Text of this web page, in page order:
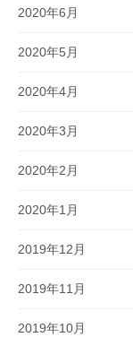
2020年6月
2020年5月
2020年4月
2020年3月
2020年2月
2020年1月
2019年12月
2019年11月
2019年10月